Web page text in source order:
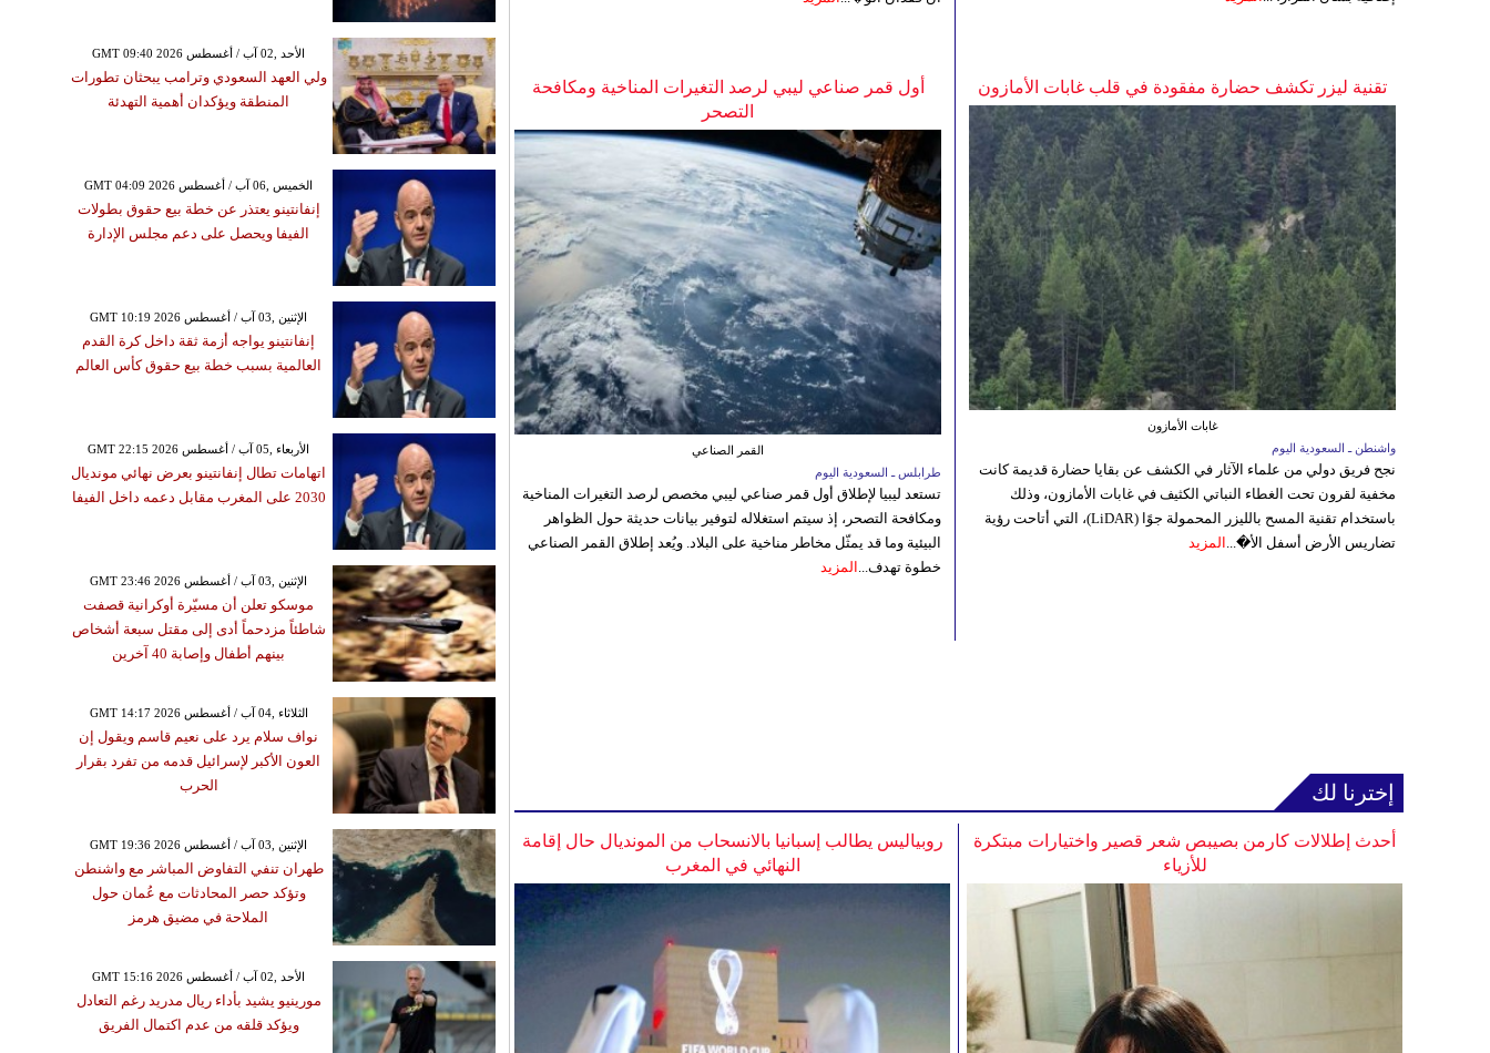
أول قمر صناعي ليبي لرصد التغيرات المناخية ومكافحة
التصحر
القمر الصناعي
طرابلس ـ السعودية اليوم
تستعد ليبيا لإطلاق أول قمر صناعي ليبي مخصص لرصد التغيرات المناخية
ومكافحة التصحر، إذ سيتم استغلاله لتوفير بيانات حديثة حول الظواهر
البيئية وما قد يمثّل مخاطر مناخية على البلاد. ويُعد إطلاق القمر الصناعي
خطوة تهدف... المزيد
تقنية ليزر تكشف حضارة مفقودة في قلب غابات الأمازون
غابات الأمازون
واشنطن ـ السعودية اليوم
نجح فريق دولي من علماء الآثار في الكشف عن بقايا حضارة قديمة كانت
مخفية لقرون تحت الغطاء النباتي الكثيف في غابات الأمازون، وذلك
باستخدام تقنية المسح بالليزر المحمولة جوًا (LiDAR)، التي أتاحت رؤية
تضاريس الأرض أسفل الأ�... المزيد
إخترنا لك
روبياليس يطالب إسبانيا بالانسحاب من المونديال حال إقامة
النهائي في المغرب
أحدث إطلالات كارمن بصيبص شعر قصير واختيارات مبتكرة
للأزياء
GMT 09:40 2026 الأحد ,02 آب / أغسطس
ولي العهد السعودي وترامب يبحثان تطورات
المنطقة ويؤكدان أهمية التهدئة
GMT 04:09 2026 الخميس ,06 آب / أغسطس
إنفانتينو يعتذر عن خطة بيع حقوق بطولات
الفيفا ويحصل على دعم مجلس الإدارة
GMT 10:19 2026 الإثنين ,03 آب / أغسطس
إنفانتينو يواجه أزمة ثقة داخل كرة القدم
العالمية بسبب خطة بيع حقوق كأس العالم
GMT 22:15 2026 الأربعاء ,05 آب / أغسطس
اتهامات تطال إنفانتينو بعرض نهائي مونديال
2030 على المغرب مقابل دعمه داخل الفيفا
GMT 23:46 2026 الإثنين ,03 آب / أغسطس
موسكو تعلن أن مسيّرة أوكرانية قصفت
شاطئاً مزدحماً أدى إلى مقتل سبعة أشخاص
بينهم أطفال وإصابة 40 آخرين
GMT 14:17 2026 الثلاثاء ,04 آب / أغسطس
نواف سلام يرد على نعيم قاسم ويقول إن
العون الأكبر لإسرائيل قدمه من تفرد بقرار
الحرب
GMT 19:36 2026 الإثنين ,03 آب / أغسطس
طهران تنفي التفاوض المباشر مع واشنطن
وتؤكد حصر المحادثات مع عُمان حول
الملاحة في مضيق هرمز
GMT 15:16 2026 الأحد ,02 آب / أغسطس
مورينيو يشيد بأداء ريال مدريد رغم التعادل
ويؤكد قلقه من عدم اكتمال الفريق